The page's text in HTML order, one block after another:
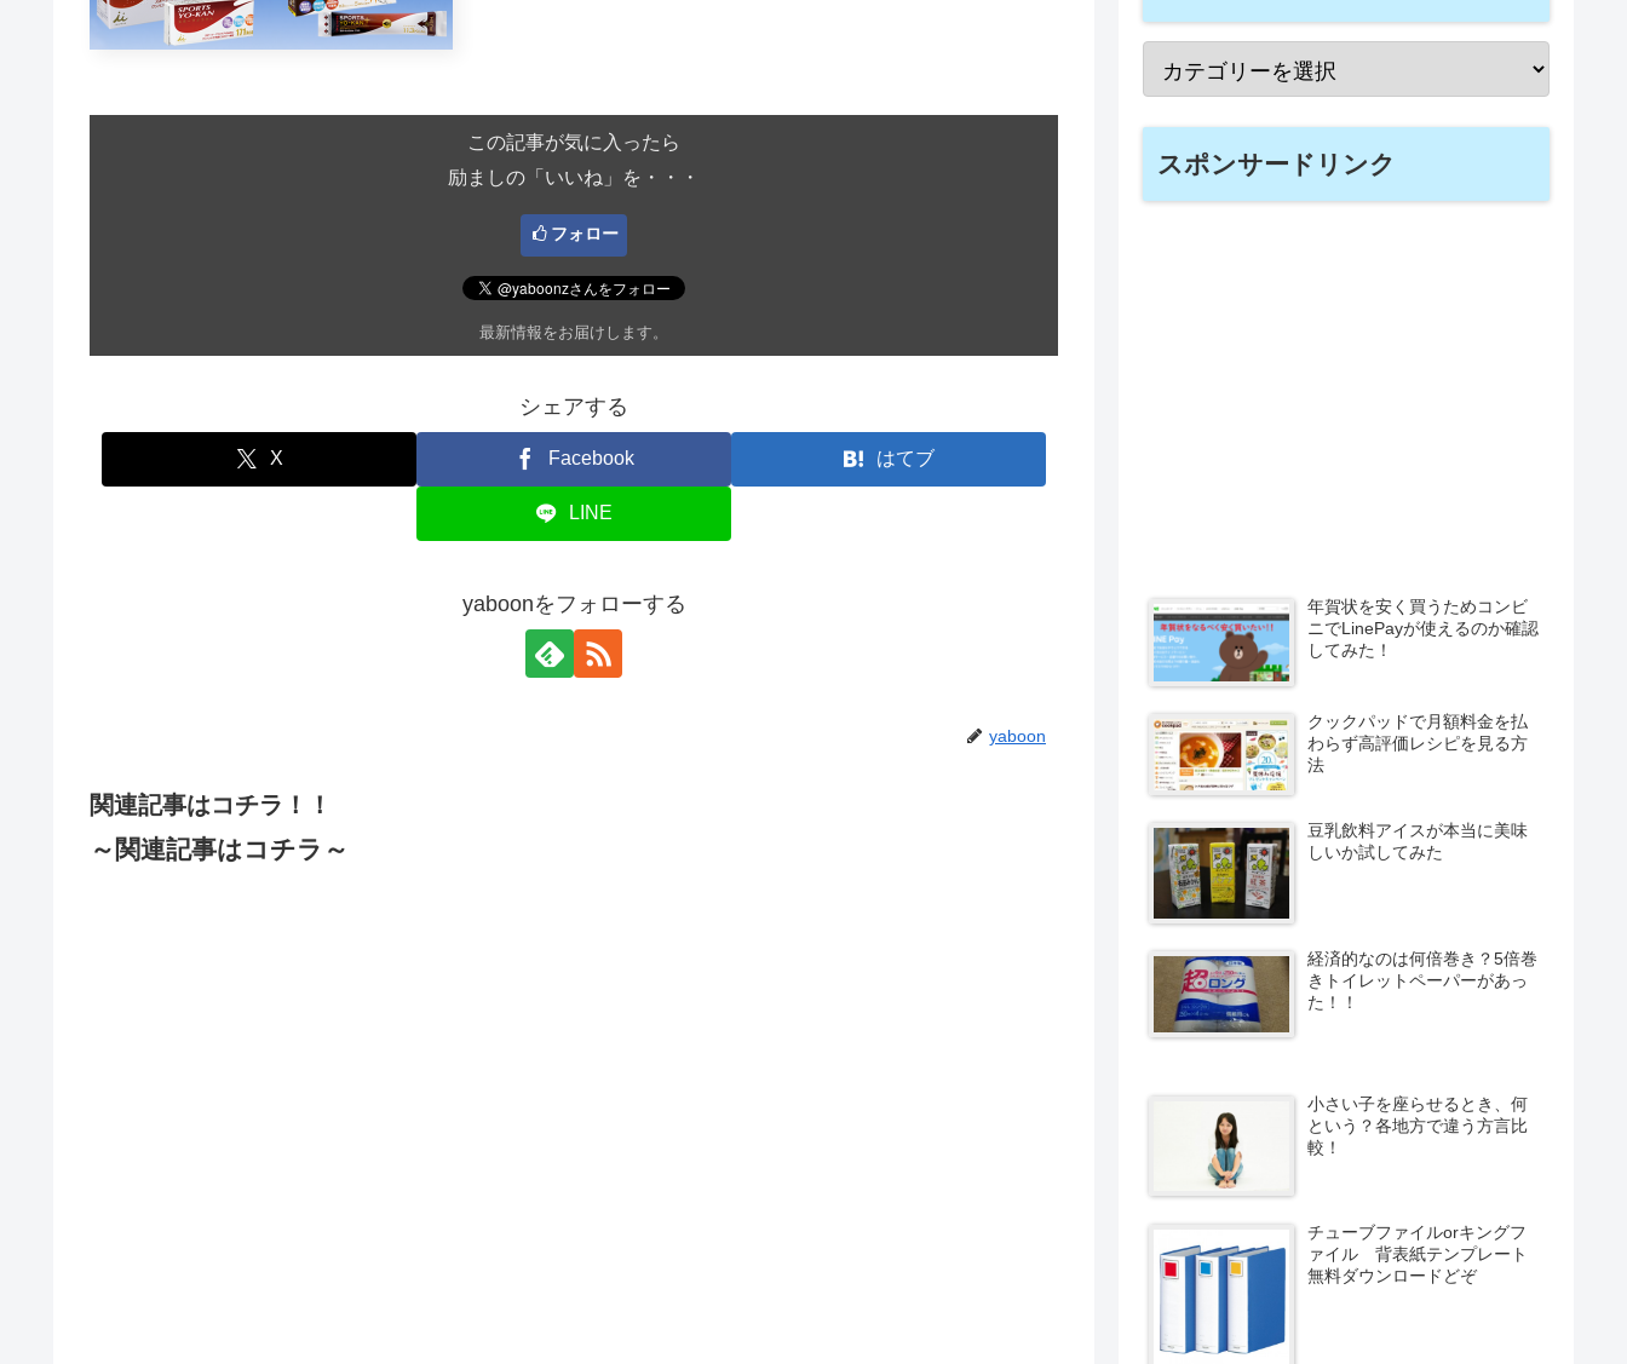
この記事が気に入ったら
励ましの「いいね」を・・・
フォロー
最新情報をお届けします。
シェアする
X Facebook はてブ
LINE
yaboonをフォローする
yaboon
関連記事はコチラ！！
～関連記事はコチラ～
スポンサードリンク
年賀状を安く買うためコンビ
ニでLinePayが使えるのか確認
してみた！
クックパッドで月額料金を払
わらず高評価レシピを見る方
法
豆乳飲料アイスが本当に美味
しいか試してみた
経済的なのは何倍巻き？5倍巻
きトイレットペーパーがあっ
た！！
小さい子を座らせるとき、何
という？各地方で違う方言比
較！
チューブファイルorキングフ
ァイル 背表紙テンプレート
無料ダウンロードどぞ